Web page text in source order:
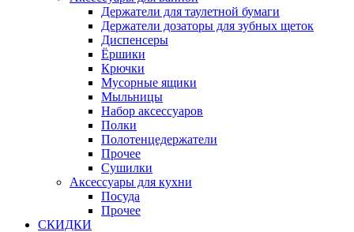
Держатели для таулетной бумаги
Держатели дозаторы для зубных щеток
Диспенсеры
Ёршики
Крючки
Мусорные ящики
Мыльницы
Набор аксессуаров
Полки
Полотенцедержатели
Прочее
Сушилки
Аксессуары для кухни
Посуда
Прочее
СКИДКИ